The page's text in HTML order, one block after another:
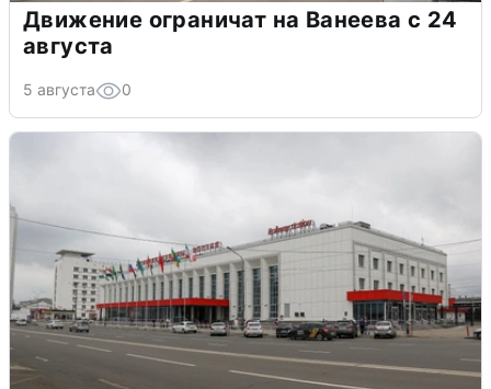
Движение ограничат на Ванеева с 24
августа
5 августа 0